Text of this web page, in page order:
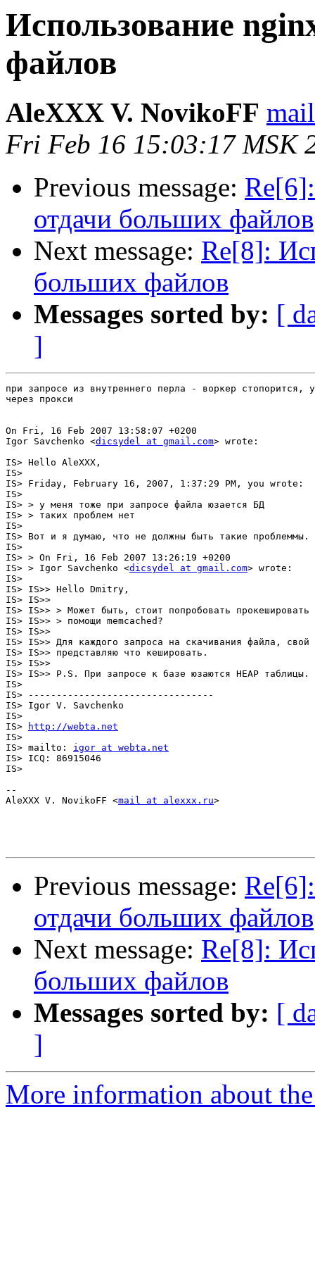
Использование
файлов
AleXXX V. NovikoFF
Fri Feb 16 15:03:17 MSK
Previous message:
отдачи больших файлов
Next message: Re[8]:
больших файлов
Messages sorted by: [
]
при запросе из внутреннего перла - воркер стопорится,
через прокси
On Fri, 16 Feb 2007 13:58:07 +0200
Igor Savchenko <dicsydel at gmail.com> wrote:
IS> Hello AleXXX,
IS>
IS> Friday, February 16, 2007, 1:37:29 PM, you wrote:
IS>
IS> > у меня тоже при запросе файла юзается БД
IS> > таких проблем нет
IS>
IS> Вот и я думаю, что не должны быть такие проблеммы.
IS>
IS> > On Fri, 16 Feb 2007 13:26:19 +0200
IS> > Igor Savchenko <dicsydel at gmail.com> wrote:
IS>
IS> IS>> Hello Dmitry,
IS> IS>>
IS> IS>> > Может быть, стоит попробовать
IS> IS>> > помощи memcached?
IS> IS>>
IS> IS>> Для каждого запроса на скачивания файла,
IS> IS>> представляю что кешировать.
IS> IS>>
IS> IS>> P.S. При запросе к базе юзаются HEAP таблицы.
IS>
IS> ---------------------------------
IS> Igor V. Savchenko
IS>
IS>
http://webta.net
IS>
IS> mailto: igor at webta.net
IS> ICQ: 86915046
IS>
--
AleXXX V. NovikoFF <mail at alexxx.ru>
Previous message:
отдачи больших файлов
Next message: Re[8]:
больших файлов
Messages sorted by: [
]
More information about